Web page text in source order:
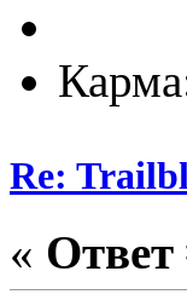
Re:
« Ответ